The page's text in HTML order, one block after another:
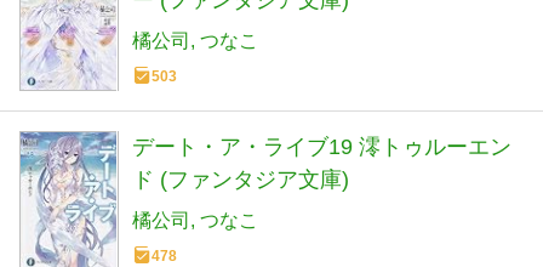
橘公司 つなこ
503
デート・ア・ライブ19 澪トゥルーエン
ド (ファンタジア文庫)
橘公司 つなこ
478